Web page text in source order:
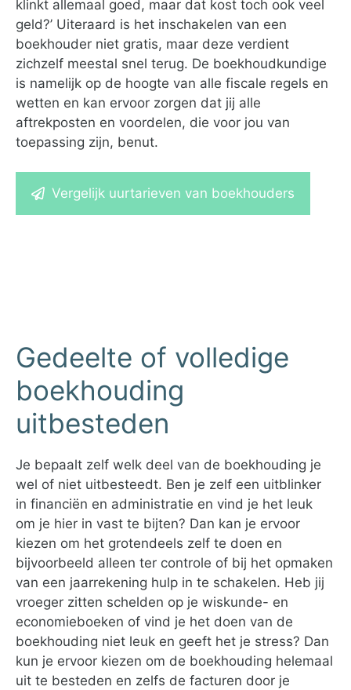
klinkt allemaal goed, maar dat kost toch ook veel
geld?’ Uiteraard is het inschakelen van een
boekhouder niet gratis, maar deze verdient
zichzelf meestal snel terug. De boekhoudkundige
is namelijk op de hoogte van alle fiscale regels en
wetten en kan ervoor zorgen dat jij alle
aftrekposten en voordelen, die voor jou van
toepassing zijn, benut.
Vergelijk uurtarieven van boekhouders
Gedeelte of volledige
boekhouding
uitbesteden
Je bepaalt zelf welk deel van de boekhouding je
wel of niet uitbesteedt. Ben je zelf een uitblinker
in financiën en administratie en vind je het leuk
om je hier in vast te bijten? Dan kan je ervoor
kiezen om het grotendeels zelf te doen en
bijvoorbeeld alleen ter controle of bij het opmaken
van een jaarrekening hulp in te schakelen. Heb jij
vroeger zitten schelden op je wiskunde- en
economieboeken of vind je het doen van de
boekhouding niet leuk en geeft het je stress? Dan
kun je ervoor kiezen om de boekhouding helemaal
uit te besteden en zelfs de facturen door je